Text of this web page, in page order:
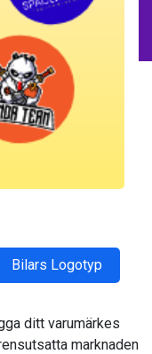
Bilars Logotyp
ditt varumärkes
marknaden